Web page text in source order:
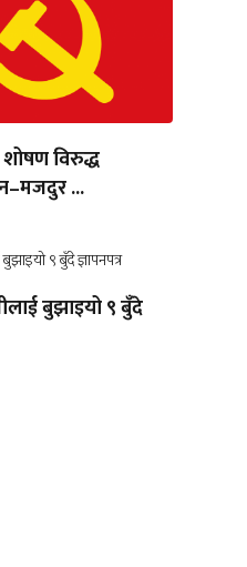
शोषण विरुद्ध
...
बुझाइयो ९ बुँदे